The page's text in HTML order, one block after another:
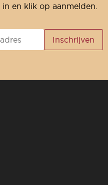
en klik op aanmelden.